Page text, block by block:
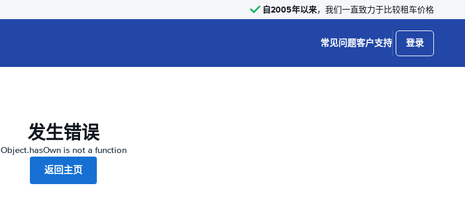
自2005年以来，我们一直致力于比较租车价格
常见问题客户支持 登录
发生错误
Object.hasOwn is not a function
返回主页